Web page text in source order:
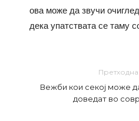
ова може да звучи
дека упатствата се таму
Претходна
Вежби кои секој може
доведат во